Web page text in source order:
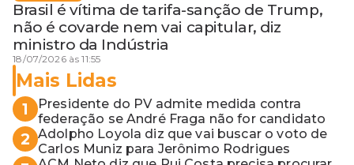
Brasil é vítima de tarifa-sanção de Trump,
não é covarde nem vai capitular, diz
ministro da Indústria
18/07/2026 às 11:55
Mais Lidas
1
Presidente do PV admite medida contra
federação se André Fraga não for candidato
2 Adolpho Loyola diz que vai buscar o voto de
Carlos Muniz para Jerônimo Rodrigues